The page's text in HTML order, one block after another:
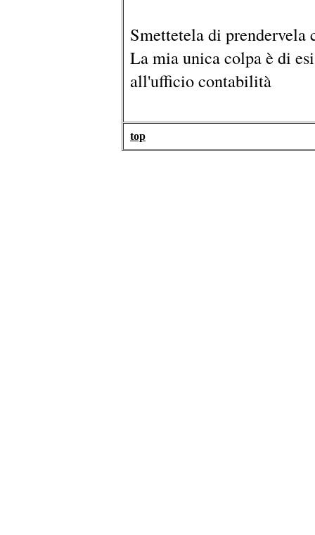
Smettetela di prendervela
La mia unica colpa è di
all'ufficio contabilità
top